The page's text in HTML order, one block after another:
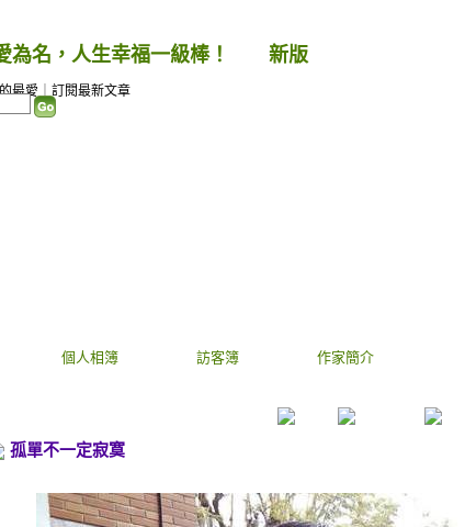
為名，人生幸福一級棒！ 新版
個人相簿 訪客簿 作家簡介
最愛 訂閱最新文章
孤單不一定寂寞